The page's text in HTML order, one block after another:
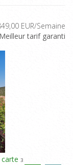
EUR/Semaine
Meilleur tarif garanti
3